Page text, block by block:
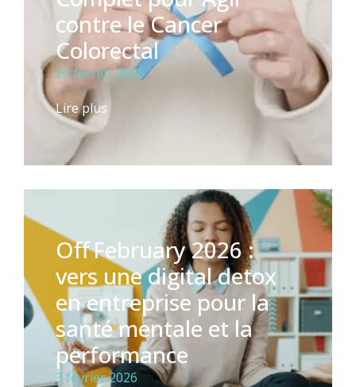
contre le Cancer
Colorectal
20 février 2026
Lire plus
Off February 2026 :
vers une digital detox
en entreprise pour la
santé mentale et la
performance
3 février 2026